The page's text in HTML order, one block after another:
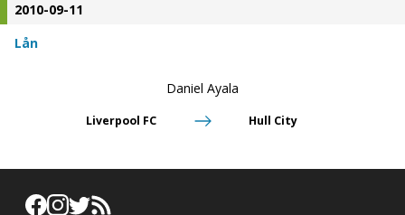
2010-09-11
Lån
Daniel Ayala
Liverpool FC Hull City